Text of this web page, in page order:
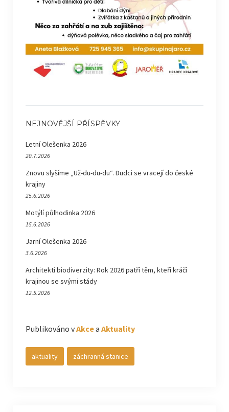
NEJNOVĚJŠÍ PŘÍSPĚVKY
Letní Olešenka 2026
20.7.2026
Znovu slyšíme „Už-du-du-du“. Dudci se vracejí do české
krajiny
25.6.2026
Motýlí půlhodinka 2026
15.6.2026
Jarní Olešenka 2026
3.6.2026
Architekti biodiverzity: Rok 2026 patří těm, kteří kráčí
krajinou se svými stády
12.5.2026
Publikováno vAkcea Aktuality
aktuality záchranná stanice